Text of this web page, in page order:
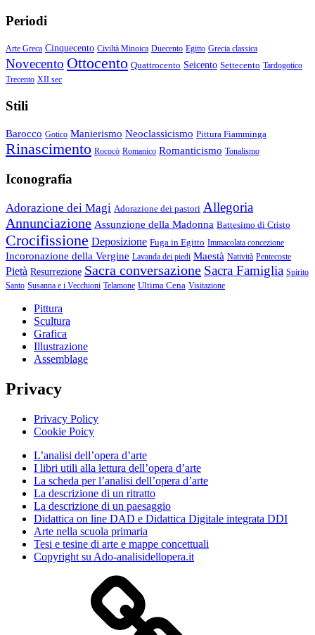
Periodi
Arte Greca Cinquecento Civiltà Minoica Duecento Egitto Grecia classica
Novecento Ottocento Quattrocento Seicento Settecento Tardogotico
Trecento XII sec
Stili
Barocco Gotico Manierismo Neoclassicismo Pittura Fiamminga
Rinascimento Rococò Romanico Romanticismo Tonalismo
Iconografia
Adorazione dei Magi Adorazione dei pastori Allegoria
Annunciazione Assunzione della Madonna Battesimo di Cristo
Crocifissione Deposizione Fuga in Egitto Immacolata concezione
Incoronazione della Vergine Lavanda dei piedi Maestà Natività Pentecoste
Pietà Resurrezione Sacra conversazione Sacra Famiglia Spirito
Santo Susanna e i Vecchioni Telamone Ultima Cena Visitazione
Pittura
Scultura
Grafica
Illustrazione
Assemblage
Privacy
Privacy Policy
Cookie Poicy
L’analisi dell’opera d’arte
I libri utili alla lettura dell’opera d’arte
La scheda per l’analisi dell’opera d’arte
La descrizione di un ritratto
La descrizione di un paesaggio
Didattica on line DAD e Didattica Digitale integrata DDI
Arte nella scuola primaria
Tesi e tesine di arte e mappe concettuali
Copyright su Ado-analisidellopera.it